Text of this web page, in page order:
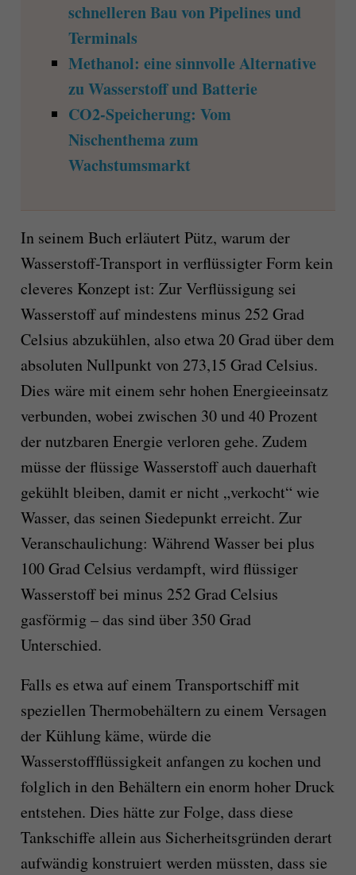
schnelleren Bau von Pipelines und
Terminals
Methanol: eine sinnvolle Alternative
zu Wasserstoff und Batterie
CO2-Speicherung: Vom
Nischenthema zum
Wachstumsmarkt
In seinem Buch erläutert Pütz, warum der
Wasserstoff-Transport in verflüssigter Form kein
cleveres Konzept ist: Zur Verflüssigung sei
Wasserstoff auf mindestens minus 252 Grad
Celsius abzukühlen, also etwa 20 Grad über dem
absoluten Nullpunkt von 273,15 Grad Celsius.
Dies wäre mit einem sehr hohen Energieeinsatz
verbunden, wobei zwischen 30 und 40 Prozent
der nutzbaren Energie verloren gehe. Zudem
müsse der flüssige Wasserstoff auch dauerhaft
gekühlt bleiben, damit er nicht „verkocht“ wie
Wasser, das seinen Siedepunkt erreicht. Zur
Veranschaulichung: Während Wasser bei plus
100 Grad Celsius verdampft, wird flüssiger
Wasserstoff bei minus 252 Grad Celsius
gasförmig – das sind über 350 Grad
Unterschied.
Falls es etwa auf einem Transportschiff mit
speziellen Thermobehältern zu einem Versagen
der Kühlung käme, würde die
Wasserstoffflüssigkeit anfangen zu kochen und
folglich in den Behältern ein enorm hoher Druck
entstehen. Dies hätte zur Folge, dass diese
Tankschiffe allein aus Sicherheitsgründen derart
aufwändig konstruiert werden müssten, dass sie